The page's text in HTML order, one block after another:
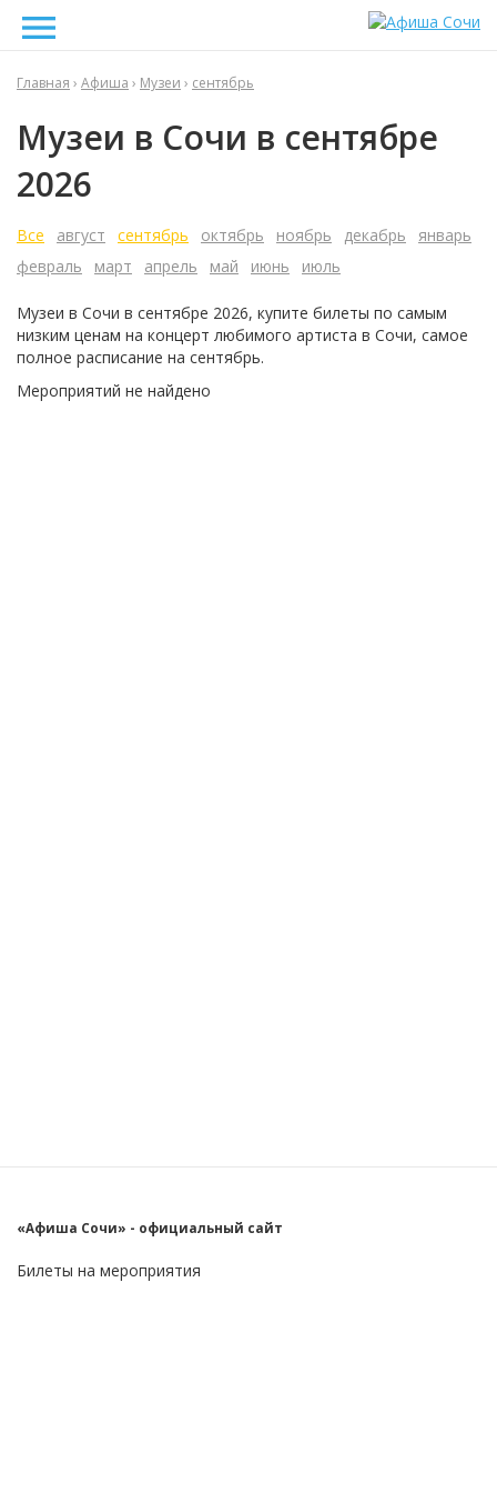
Главная › Афиша › Музеи › сентябрь
Музеи в Сочи в сентябре
2026
Все август сентябрь октябрь ноябрь декабрь
январь
февраль
март апрель май июнь июль
Музеи в Сочи в сентябре 2026, купите билеты по самым
низким ценам на концерт любимого артиста в Сочи, самое
полное расписание на сентябрь.
Мероприятий не найдено
«Афиша Сочи» - официальный сайт
Билеты на мероприятия